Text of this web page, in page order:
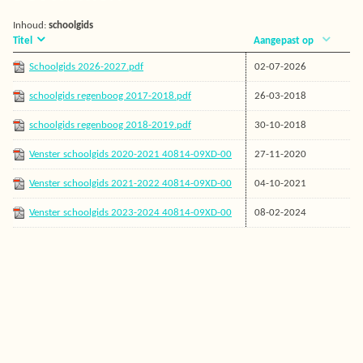
Inhoud: schoolgids
Titel
Aangepast op
Schoolgids 2026-2027.pdf 02-07-2026
schoolgids regenboog 2017-2018.pdf 26-03-2018
schoolgids regenboog 2018-2019.pdf 30-10-2018
Venster schoolgids 2020-2021 40814-09XD-00
0 27-11-2020.pdf
27-11-2020
Venster schoolgids 2021-2022 40814-09XD-00
0 04-10-2021 (2).pdf
04-10-2021
Venster schoolgids 2023-2024 40814-09XD-00 08-02-2024